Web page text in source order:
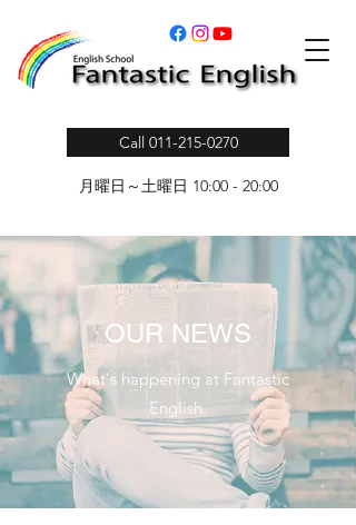
Call 011-215-0270
月曜日～土曜日 10:00 - 20:00
OUR NEWS
What‘s happening at Fantastic
English.